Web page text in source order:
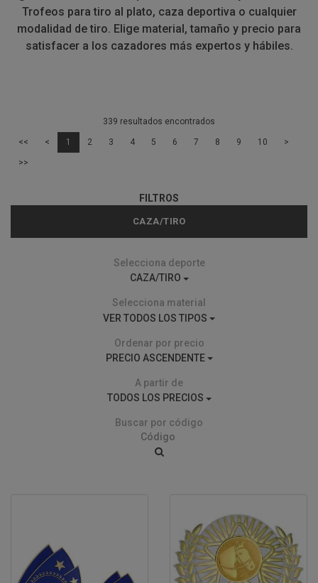
Trofeos para tiro al plato, caza deportiva o cualquier
modalidad de tiro. Elige material, tamaño y precio para
satisfacer a los cazadores más expertos y hábiles.
339 resultados encontrados
<< < 1 2 3 4 5 6 7 8 9 10 >
>>
FILTROS
CAZA/TIRO
Selecciona deporte
CAZA/TIRO
Selecciona material
VER TODOS LOS TIPOS
Ordenar por precio
PRECIO ASCENDENTE
A partir de
TODOS LOS PRECIOS
Buscar por código